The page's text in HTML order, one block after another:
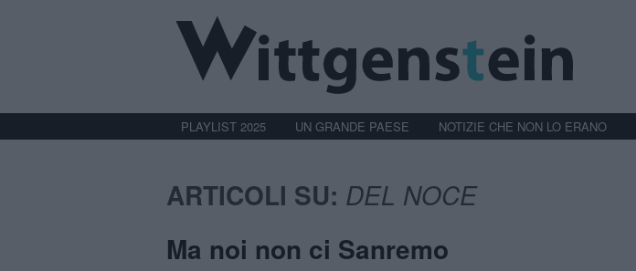
PLAYLIST 2025 UN GRANDE PAESE NOTIZIE CHE NON LO ERANO
ARTICOLI SU: DEL NOCE
Ma noi non ci Sanremo